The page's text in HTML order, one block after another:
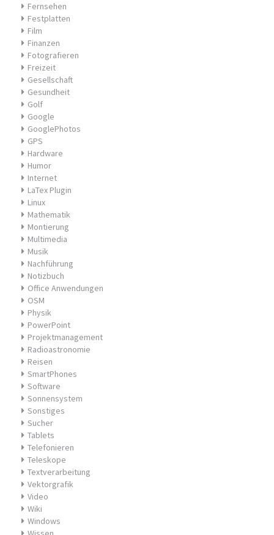
Fernsehen
Festplatten
Film
Finanzen
Fotografieren
Freizeit
Gesellschaft
Gesundheit
Golf
Google
GooglePhotos
GPS
Hardware
Humor
Internet
LaTex Plugin
Linux
Mathematik
Montierung
Multimedia
Musik
Nachführung
Notizbuch
Office Anwendungen
OSM
Physik
PowerPoint
Projektmanagement
Radioastronomie
Reisen
SmartPhones
Software
Sonnensystem
Sonstiges
Sucher
Tablets
Telefonieren
Teleskope
Textverarbeitung
Vektorgrafik
Video
Wiki
Windows